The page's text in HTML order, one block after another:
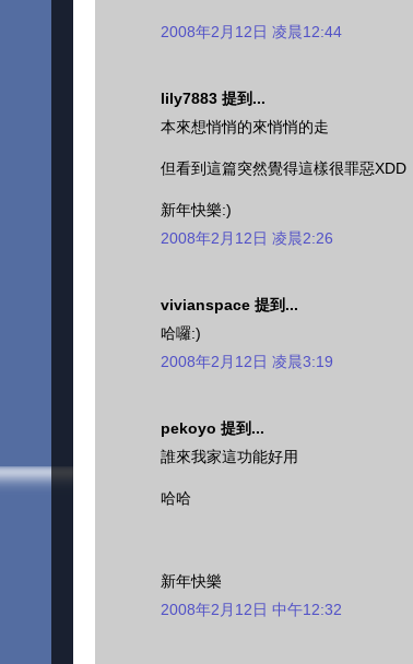
2008年2月12日 凌晨12:44
lily7883 提到...
本來想悄悄的來悄悄的走
但看到這篇突然覺得這樣很罪惡XDD
新年快樂:)
2008年2月12日 凌晨2:26
vivianspace 提到...
哈囉:)
2008年2月12日 凌晨3:19
pekoyo 提到...
誰來我家這功能好用
哈哈
新年快樂
2008年2月12日 中午12:32